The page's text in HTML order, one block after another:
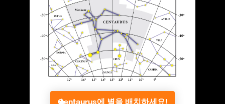
Centaurus에 별을 배치하세요!